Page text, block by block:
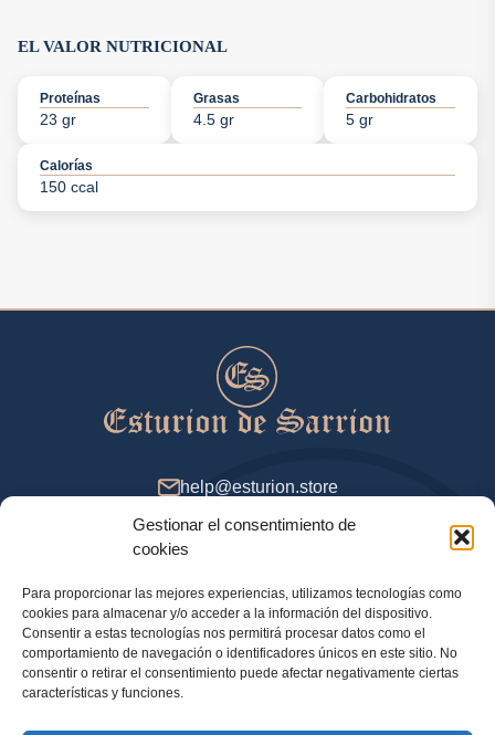
Gestionar el consentimiento de
cookies
Para proporcionar las mejores experiencias, utilizamos tecnologías como
cookies para almacenar y/o acceder a la información del dispositivo.
Consentir a estas tecnologías nos permitirá procesar datos como el
comportamiento de navegación o identificadores únicos en este sitio. No
consentir o retirar el consentimiento puede afectar negativamente ciertas
características y funciones.
EL VALOR NUTRICIONAL
Proteínas
23 gr
Grasas
4.5 gr
Carbohidratos
5 gr
Calorías
150 ccal
help@esturion.store
De 9 a 18 (GMT+2), días de entresemana
Método de pago